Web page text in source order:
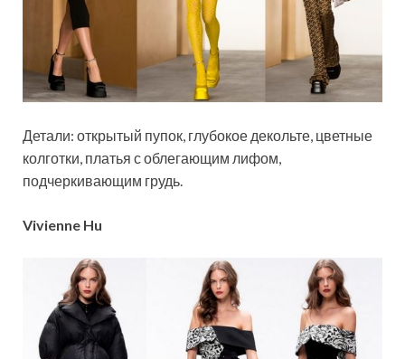
Детали: открытый пупок, глубокое декольте, цветные
колготки, платья с облегающим лифом,
подчеркивающим грудь.
Vivienne Hu